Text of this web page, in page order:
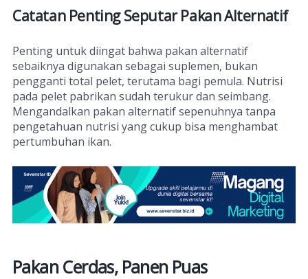
Catatan Penting Seputar Pakan Alternatif
Penting untuk diingat bahwa pakan alternatif
sebaiknya digunakan sebagai suplemen, bukan
pengganti total pelet, terutama bagi pemula. Nutrisi
pada pelet pabrikan sudah terukur dan seimbang.
Mengandalkan pakan alternatif sepenuhnya tanpa
pengetahuan nutrisi yang cukup bisa menghambat
pertumbuhan ikan.
Pakan Cerdas, Panen Puas